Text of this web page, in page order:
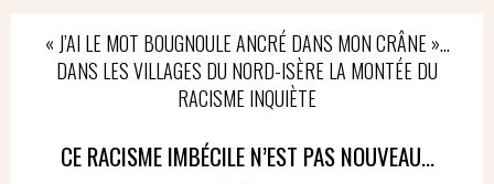
« J’AI LE MOT BOUGNOULE ANCRÉ DANS MON CRÂNE »…
DANS LES VILLAGES DU NORD-ISÈRE LA MONTÉE DU
RACISME INQUIÈTE
CE RACISME IMBÉCILE N’EST PAS NOUVEAU...